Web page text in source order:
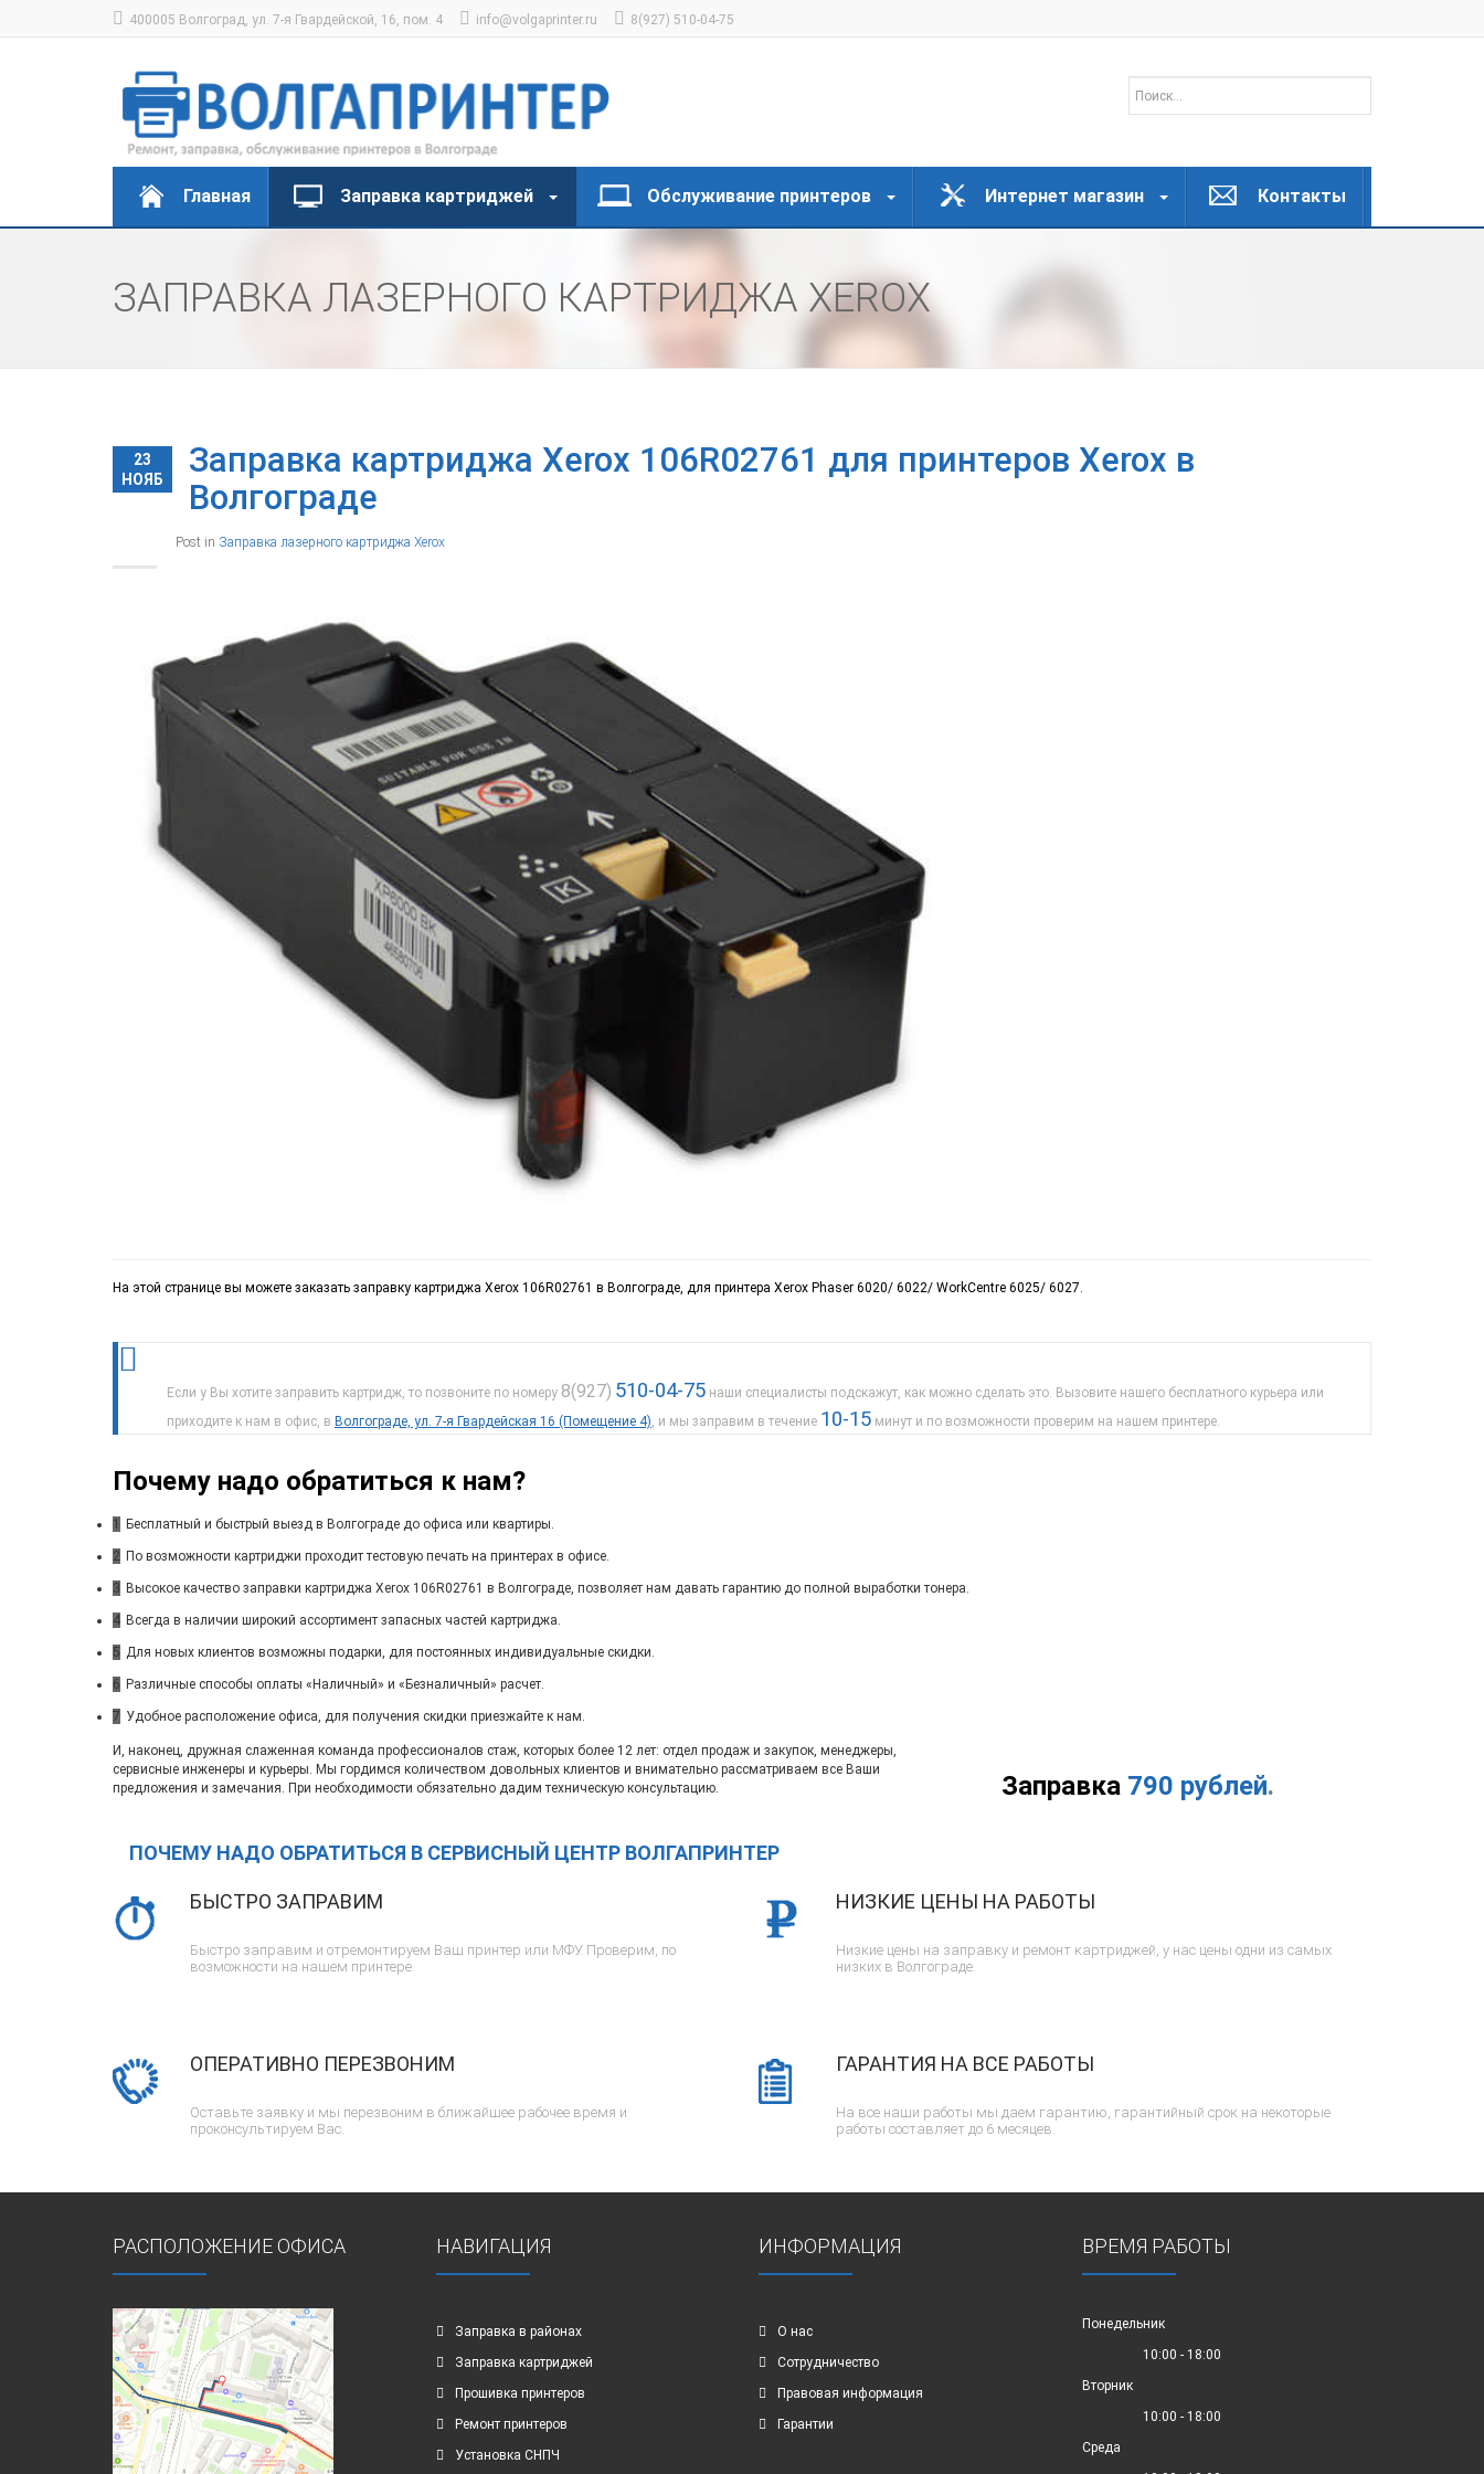
400005 Волгоград, ул. 7-я Гвардейской, 16, пом. 4 info@volgaprinter.ru 8(927) 510-04-75
Главная Заправка картриджей Обслуживание принтеров Интернет магазин Контакты
ЗАПРАВКА ЛАЗЕРНОГО КАРТРИДЖА XEROX
23
НОЯБ
Заправка картриджа Xerox 106R02761 для принтеров Xerox в
Волгограде
Post in Заправка лазерного картриджа Xerox
На этой странице вы можете заказать заправку картриджа Xerox 106R02761 в Волгограде, для принтера Xerox Phaser 6020/ 6022/ WorkCentre 6025/ 6027.
Если у Вы хотите заправить картридж, то позвоните по номеру 8(927) 510-04-75 наши специалисты подскажут, как можно сделать это. Вызовите нашего бесплатного курьера или
приходите к нам в офис, в Волгограде, ул. 7-я Гвардейская 16 (Помещение 4), и мы заправим в течение 10-15 минут и по возможности проверим на нашем принтере.
Почему надо обратиться к нам?
1 Бесплатный и быстрый выезд в Волгограде до офиса или квартиры.
2 По возможности картриджи проходит тестовую печать на принтерах в офисе.
3 Высокое качество заправки картриджа Xerox 106R02761 в Волгограде, позволяет нам давать гарантию до полной выработки тонера.
4 Всегда в наличии широкий ассортимент запасных частей картриджа.
5 Для новых клиентов возможны подарки, для постоянных индивидуальные скидки.
6 Различные способы оплаты «Наличный» и «Безналичный» расчет.
7 Удобное расположение офиса, для получения скидки приезжайте к нам.
Заправка 790 рублей.
И, наконец, дружная слаженная команда профессионалов стаж, которых более 12 лет: отдел продаж и закупок, менеджеры,
сервисные инженеры и курьеры. Мы гордимся количеством довольных клиентов и внимательно рассматриваем все Ваши
предложения и замечания. При необходимости обязательно дадим техническую консультацию.
ПОЧЕМУ НАДО ОБРАТИТЬСЯ В СЕРВИСНЫЙ ЦЕНТР ВОЛГАПРИНТЕР
БЫСТРО ЗАПРАВИМ
Быстро заправим и отремонтируем Ваш принтер или МФУ. Проверим, по
возможности на нашем принтере.
ОПЕРАТИВНО ПЕРЕЗВОНИМ
Оставьте заявку и мы перезвоним в ближайшее рабочее время и
проконсультируем Вас.
НИЗКИЕ ЦЕНЫ НА РАБОТЫ
Низкие цены на заправку и ремонт картриджей, у нас цены одни из самых
низких в Волгограде.
ГАРАНТИЯ НА ВСЕ РАБОТЫ
На все наши работы мы даем гарантию, гарантийный срок на некоторые
работы составляет до 6 месяцев.
РАСПОЛОЖЕНИЕ ОФИСА НАВИГАЦИЯ
Заправка в районах
Заправка картриджей
Прошивка принтеров
Ремонт принтеров
Установка СНПЧ
ИНФОРМАЦИЯ
О нас
Сотрудничество
Правовая информация
Гарантии
ВРЕМЯ РАБОТЫ
Понедельник
10:00 - 18:00
Вторник
10:00 - 18:00
Среда